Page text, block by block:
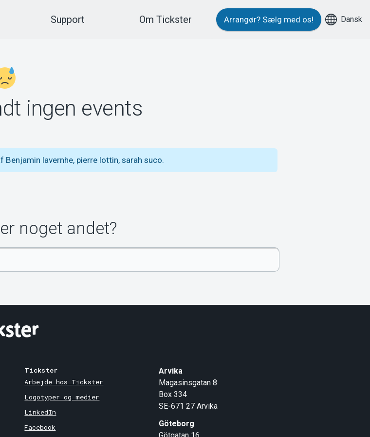
Support Om Tickster Arrangør? Sælg med os! Dansk
ingen events
lavernhe, pierre lottin, sarah suco.
noget andet?
Tickster
Arbejde hos Tickster
Logotyper og medier
LinkedIn
Facebook
Arvika
Magasinsgatan 8
Box 334
SE-671 27 Arvika
Göteborg